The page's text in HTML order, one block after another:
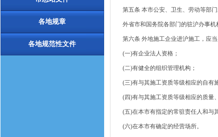
各地规章
各地规范性文件
第五条 本市公安、卫生、劳动等部
外省市和国务院各部门的驻沪办事
第六条 外地施工企业进沪施工，应
(一)有企业法人资格；
(二)有健全的组织管理机构；
(三)有与其施工资质等级相应的自有
(四)有与其施工资质等级相应的质量
(五)在本市有指定的常驻责任人和与
(六)在本市有确定的经营场所。